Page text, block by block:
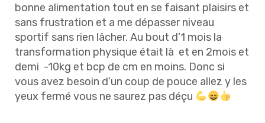
bonne alimentation tout en se faisant plaisirs et
sans frustration et a me dépasser niveau
sportif sans rien lâcher. Au bout d’1 mois la
transformation physique était là et en 2mois et
demi -10kg et bcp de cm en moins. Donc si
vous avez besoin d’un coup de pouce allez y les
yeux fermé vous ne saurez pas déçu